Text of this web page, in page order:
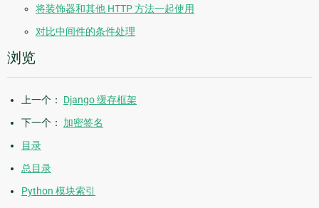
将装饰器和其他 HTTP 方法一起使用
对比中间件的条件处理
浏览
上一个： Django 缓存框架
下一个： 加密签名
目录
总目录
Python 模块索引